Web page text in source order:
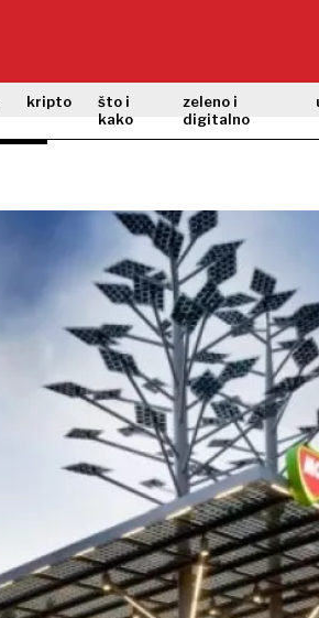
kripto
što i
kako
zeleno i
digitalno